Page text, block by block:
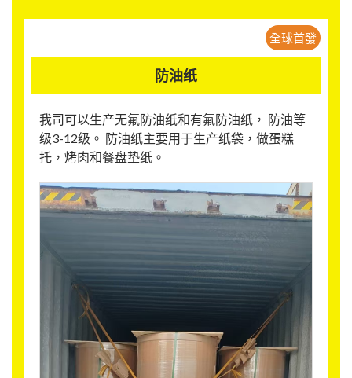
全球首發
防油纸
我司可以生产无氟防油纸和有氟防油纸， 防油等
级3-12级。 防油纸主要用于生产纸袋，做蛋糕
托，烤肉和餐盘垫纸。